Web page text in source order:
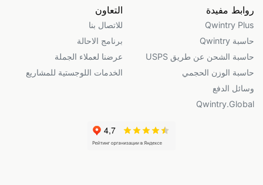
روابط مفيدة
Qwintry Plus
حاسبة Qwintry
حاسبة الشحن عن طريق USPS
حاسبة الوزن الحجمي
وسائل الدفع
Qwintry.Global
التعاون
للاتصال بنا
برنامج الاحالة
عرضنا لعملاء الجملة
الخدمات اللوجستية للمشاريع